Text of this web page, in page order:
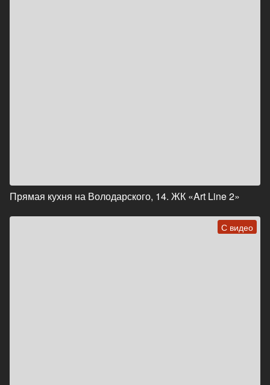
Прямая кухня на Володарского, 14. ЖК «Art Line 2»
С видео